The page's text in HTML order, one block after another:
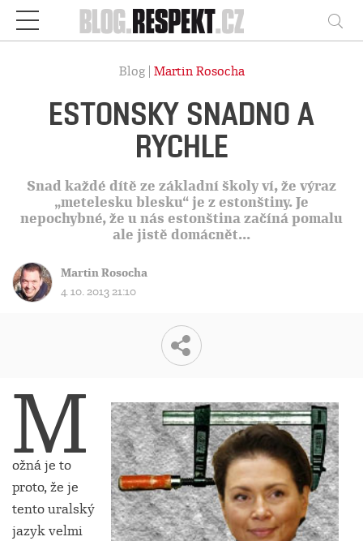
Respekt
Blog | Martin Rosocha
ESTONSKY SNADNO A
RYCHLE
Snad každé dítě ze základní školy ví, že výraz
„metelesku blesku“ je z estonštiny. Je
nepochybné, že u nás estonština začíná pomalu
ale jistě domácnět...
Martin Rosocha
4. 10. 2013 21:10
M
ožná je to
proto, že je
tento uralský
jazyk velmi